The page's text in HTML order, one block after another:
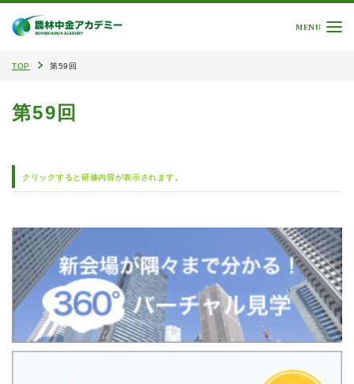
MENU
TOP 第59回
第59回
クリックすると研修内容が表示されます。